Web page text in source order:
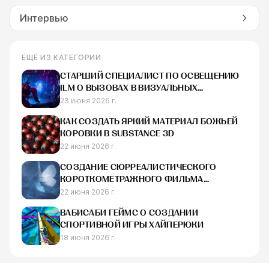
Интервью
ЕЩЁ ИЗ КАТЕГОРИИ
СТАРШИЙ СПЕЦИАЛИСТ ПО ОСВЕЩЕНИЮ
ILM О ВЫЗОВАХ В ВИЗУАЛЬНЫХ
ЭФФЕКТАХ, СОЗДАНИИ ОСВЕЩЕНИЯ ДЛЯ
ОДИН» И НАЧАЛЕ КАРЬЕРЫ В ИНДУСТРИИ
23 июня 2026 г.
КАК СОЗДАТЬ ЯРКИЙ МАТЕРИАЛ БОЖЬЕЙ
КОРОВКИ В SUBSTANCE 3D
22 июня 2026 г.
СОЗДАНИЕ СЮРРЕАЛИСТИЧЕСКОГО
КОРОТКОМЕТРАЖНОГО ФИЛЬМА
«КОЛЫБЕЛЬ» С ИСПОЛЬЗОВАНИЕМ UE5,
22 июня 2026 г.
ВАБИСАБИ ГЕЙМС О СОЗДАНИИ
СПОРТИВНОЙ ИГРЫ ХАЙПЕРЮКИ
18 июня 2026 г.